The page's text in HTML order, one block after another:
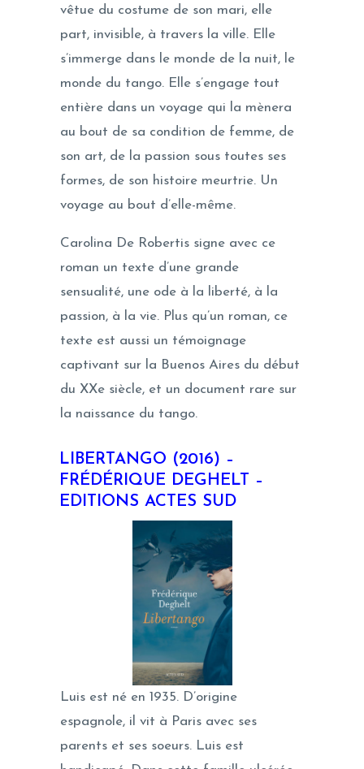
vêtue du costume de son mari, elle
part, invisible, à travers la ville. Elle
s’immerge dans le monde de la nuit, le
monde du tango. Elle s’engage tout
entière dans un voyage qui la mènera
au bout de sa condition de femme, de
son art, de la passion sous toutes ses
formes, de son histoire meurtrie. Un
voyage au bout d’elle-même.
Carolina De Robertis signe avec ce
roman un texte d’une grande
sensualité, une ode à la liberté, à la
passion, à la vie. Plus qu’un roman, ce
texte est aussi un témoignage
captivant sur la Buenos Aires du début
du XXe siècle, et un document rare sur
la naissance du tango.
LIBERTANGO (2016) –
FRÉDÉRIQUE DEGHELT –
EDITIONS ACTES SUD
Luis est né en 1935. D’origine
espagnole, il vit à Paris avec ses
parents et ses soeurs. Luis est